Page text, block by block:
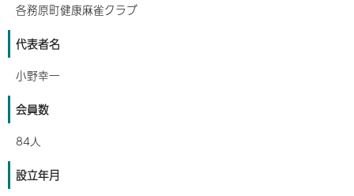
各務原町健康麻雀クラブ
代表者名
小野幸一
会員数
84人
設立年月